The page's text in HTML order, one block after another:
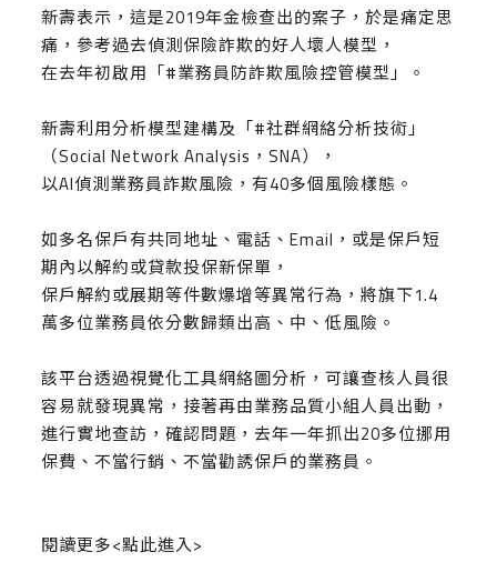
新壽表示，這是2019年金檢查出的案子，於是痛定思
痛，參考過去偵測保險詐欺的好人壞人模型，
在去年初啟用「#業務員防詐欺風險控管模型」。
新壽利用分析模型建構及「#社群網絡分析技術」
（Social Network Analysis，SNA），
以AI偵測業務員詐欺風險，有40多個風險樣態。
如多名保戶有共同地址、電話、Email，或是保戶短
期內以解約或貸款投保新保單，
保戶解約或展期等件數爆增等異常行為，將旗下1.4
萬多位業務員依分數歸類出高、中、低風險。
該平台透過視覺化工具網絡圖分析，可讓查核人員很
容易就發現異常，接著再由業務品質小組人員出動，
進行實地查訪，確認問題，去年一年抓出20多位挪用
保費、不當行銷、不當勸誘保戶的業務員。
閱讀更多<點此進入>